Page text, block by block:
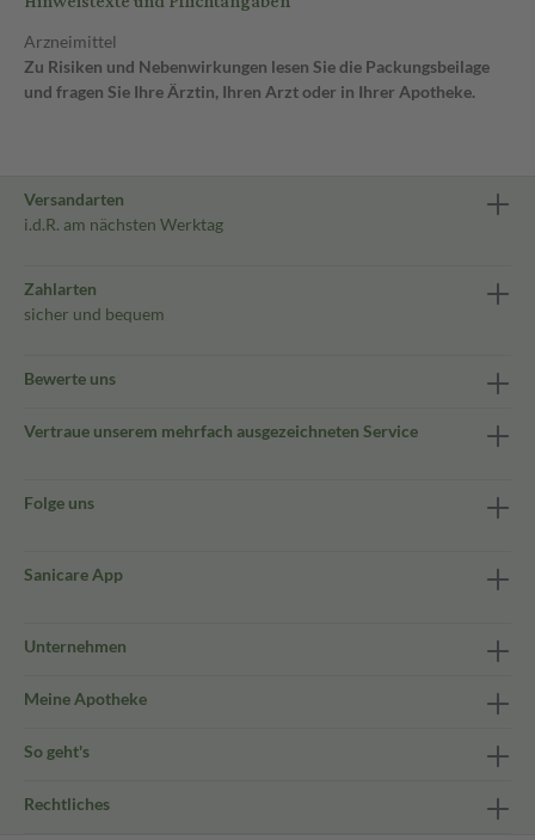
Arzneimittel
Zu Risiken und Nebenwirkungen lesen Sie die Packungsbeilage
und fragen Sie Ihre Ärztin, Ihren Arzt oder in Ihrer Apotheke.
Versandarten
i.d.R. am nächsten Werktag
Zahlarten
sicher und bequem
Bewerte uns
Vertraue unserem mehrfach ausgezeichneten Service
Folge uns
Sanicare App
Unternehmen
Meine Apotheke
So geht's
Rechtliches